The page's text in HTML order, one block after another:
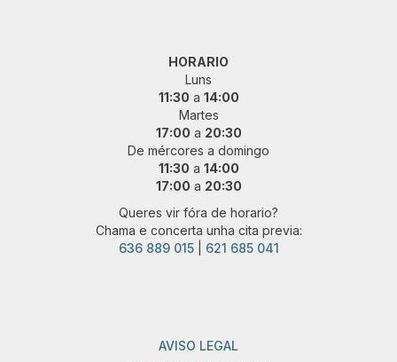
HORARIO
Luns
11:30 a 14:00
Martes
17:00 a 20:30
De mércores a domingo
11:30 a 14:00
17:00 a 20:30
Queres vir fóra de horario?
Chama e concerta unha cita previa:
636 889 015| 621 685 041
AVISO LEGAL